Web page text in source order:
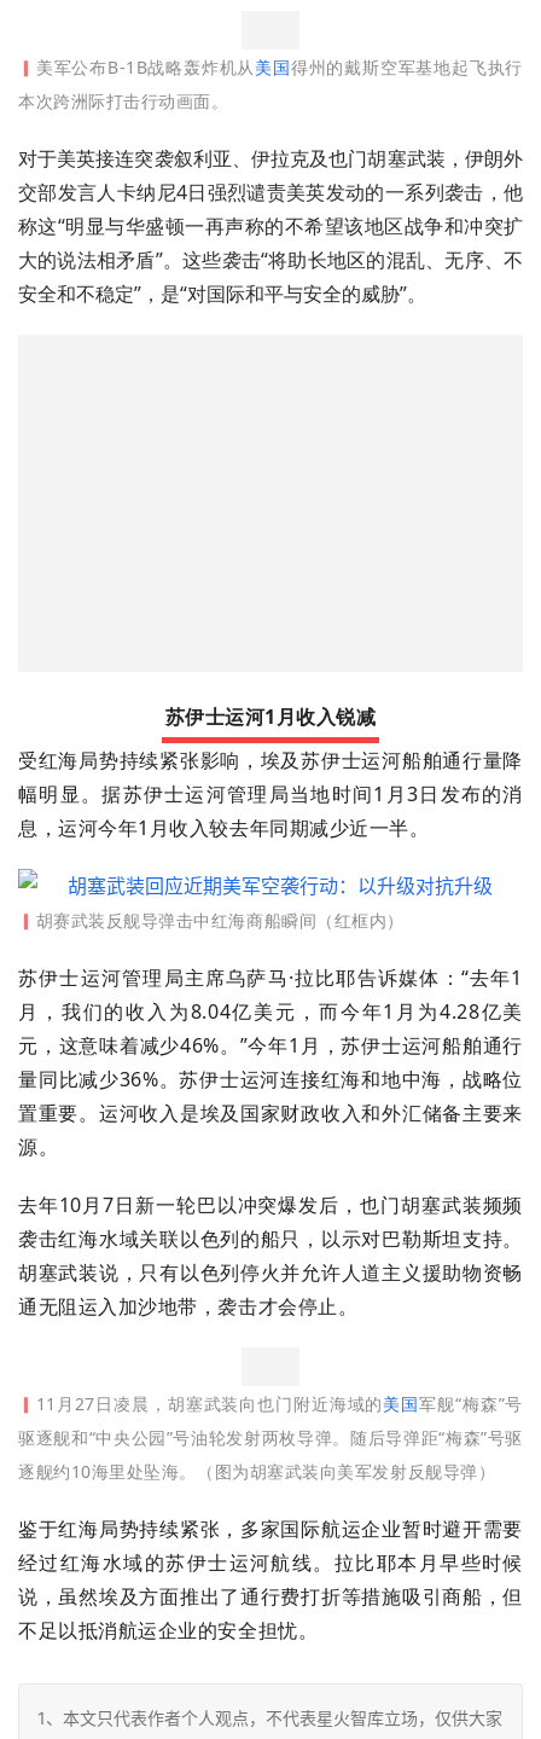
▎ 美军公布B-1B战略轰炸机从美国得州的戴斯空军基地起飞执行
本次跨洲际打击行动画面。
对于美英接连突袭叙利亚、伊拉克及也门胡塞武装，伊朗外
交部发言人卡纳尼4日强烈谴责美英发动的一系列袭击，他
称这“明显与华盛顿一再声称的不希望该地区战争和冲突扩
大的说法相矛盾”。这些袭击“将助长地区的混乱、无序、不
安全和不稳定”，是“对国际和平与安全的威胁”。
苏伊士运河1月收入锐减
受红海局势持续紧张影响，埃及苏伊士运河船舶通行量降
幅明显。据苏伊士运河管理局当地时间1月3日发布的消
息，运河今年1月收入较去年同期减少近一半。
▎ 胡赛武装反舰导弹击中红海商船瞬间（红框内）
苏伊士运河管理局主席乌萨马·拉比耶告诉媒体：“去年1
月，我们的收入为8.04亿美元，而今年1月为4.28亿美
元，这意味着减少46%。”今年1月，苏伊士运河船舶通行
量同比减少36%。苏伊士运河连接红海和地中海，战略位
置重要。运河收入是埃及国家财政收入和外汇储备主要来
源。
去年10月7日新一轮巴以冲突爆发后，也门胡塞武装频频
袭击红海水域关联以色列的船只，以示对巴勒斯坦支持。
胡塞武装说，只有以色列停火并允许人道主义援助物资畅
通无阻运入加沙地带，袭击才会停止。
▎ 11月27日凌晨，胡塞武装向也门附近海域的美国军舰“梅森”号
驱逐舰和“中央公园”号油轮发射两枚导弹。随后导弹距“梅森”号驱
逐舰约10海里处坠海。（图为胡塞武装向美军发射反舰导弹）
鉴于红海局势持续紧张，多家国际航运企业暂时避开需要
经过红海水域的苏伊士运河航线。拉比耶本月早些时候
说，虽然埃及方面推出了通行费打折等措施吸引商船，但
不足以抵消航运企业的安全担忧。
1、本文只代表作者个人观点，不代表星火智库立场，仅供大家